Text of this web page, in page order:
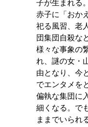
子が生まれる
赤子に「おか
祀る風習、老
団集団自殺な
様々な事象の
れ、謎の女・
由となり、今
でエンタメを
偏執な集団に
細くなる。で
ままでいられ